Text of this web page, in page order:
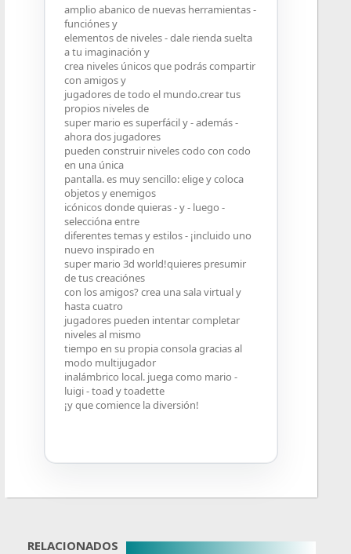
amplio abanico de nuevas herramientas -
funciónes y
elementos de niveles - dale rienda suelta
a tu imaginación y
crea niveles únicos que podrás compartir
con amigos y
jugadores de todo el mundo.crear tus
propios niveles de
super mario es superfácil y - además -
ahora dos jugadores
pueden construir niveles codo con codo
en una única
pantalla. es muy sencillo: elige y coloca
objetos y enemigos
icónicos donde quieras - y - luego -
seleccióna entre
diferentes temas y estilos - ¡incluido uno
nuevo inspirado en
super mario 3d world!quieres presumir
de tus creaciónes
con los amigos? crea una sala virtual y
hasta cuatro
jugadores pueden intentar completar
niveles al mismo
tiempo en su propia consola gracias al
modo multijugador
inalámbrico local. juega como mario -
luigi - toad y toadette
¡y que comience la diversión!
RELACIONADOS